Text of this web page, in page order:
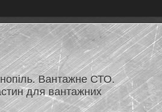
Вантажне СТО.
для вантажних